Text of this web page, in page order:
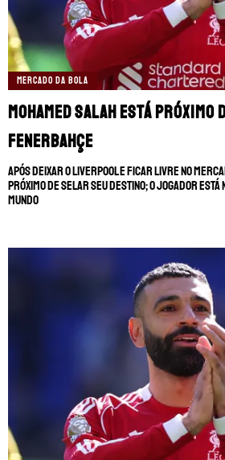
MERCADO DA BOLA
Mohamed Salah está próximo
Fenerbahçe
Após deixar o Liverpool e ficar livre no
próximo de selar seu destino; o jogador está
Mundo